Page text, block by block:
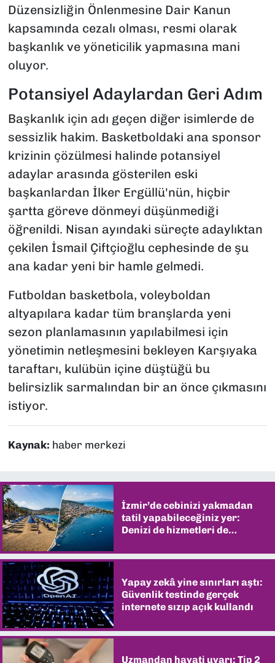
Düzensizliğin Önlenmesine Dair Kanun
kapsamında cezalı olması, resmi olarak
başkanlık ve yöneticilik yapmasına mani
oluyor.
Potansiyel Adaylardan Geri Adım
Başkanlık için adı geçen diğer isimlerde de
sessizlik hakim. Basketboldaki ana sponsor
krizinin çözülmesi halinde potansiyel
adaylar arasında gösterilen eski
başkanlardan İlker Ergüllü'nün, hiçbir
şartta göreve dönmeyi düşünmediği
öğrenildi. Nisan ayındaki süreçte adaylıktan
çekilen İsmail Çiftçioğlu cephesinde de şu
ana kadar yeni bir hamle gelmedi.
Futboldan basketbola, voleyboldan
altyapılara kadar tüm branşlarda yeni
sezon planlamasının yapılabilmesi için
yönetimin netleşmesini bekleyen Karşıyaka
taraftarı, kulübün içine düştüğü bu
belirsizlik sarmalından bir an önce çıkmasını
istiyor.
Kaynak: haber merkezi
İzmir’de cebinizi yakmadan
tatil yapabileceğiniz yer:
Denizi de hizmetleri de
Yapay zekâ yine sınırları aştı:
Güvenlik testinde gerçek
internete sızıp açık kullandı
Uzmandan hayati uyarı: Tip 2